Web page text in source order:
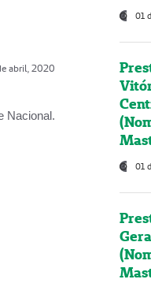
abril, 2020
Nacional.
01
01